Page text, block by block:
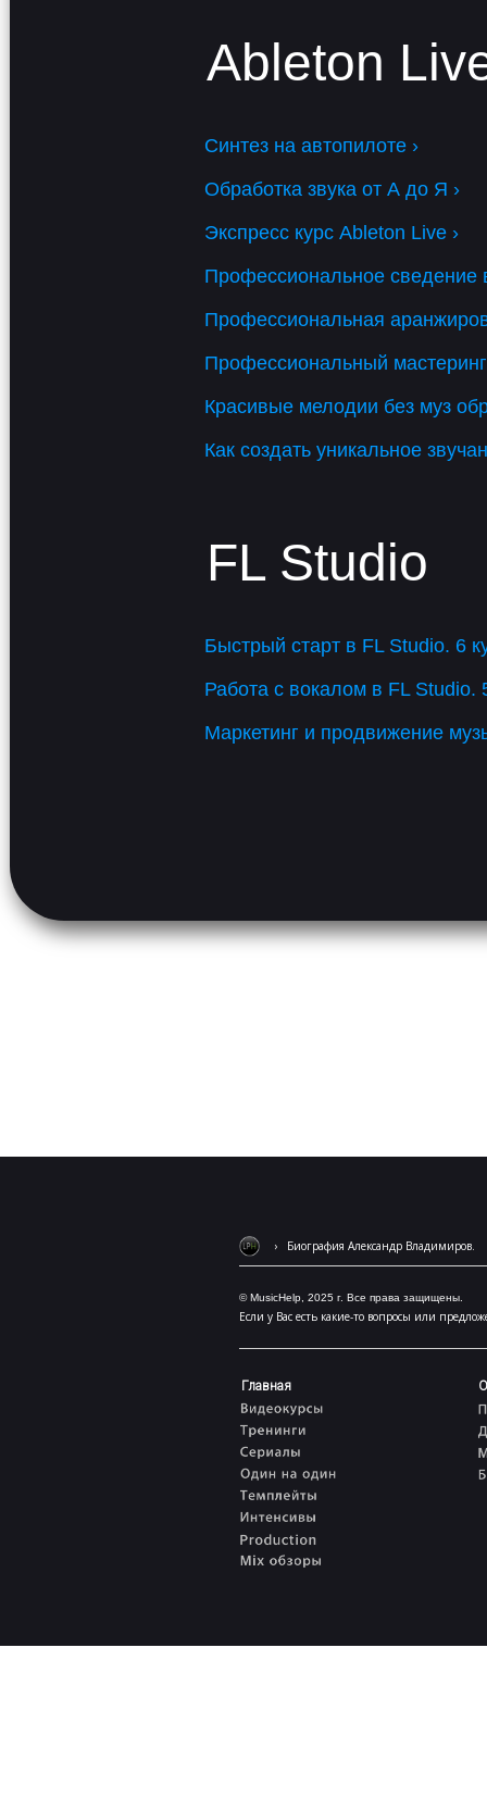
Экспресс курс Ableton Live ›
Работа с вокалом в FL Studio.
Маркетинг и продвижение
FL Studio
Быстрый старт в FL Studio. 6
› Биография Александр Владимиров.
Обработка звука от А до Я ›
Как создать уникальное
Главная
© MusicHelp, 2025 г. Все права защищены.
Если у Вас есть какие-то вопросы или
Профессиональное сведение
Ableton
Красивые мелодии без муз
Профессиональный
Профессиональная
Синтез на автопилоте ›